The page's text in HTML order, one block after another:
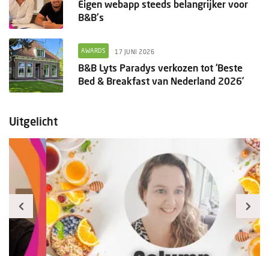
Eigen webapp steeds belangrijker voor
B&B's
AWARDS 17 JUNI 2026
B&B Lyts Paradys verkozen tot ‘Beste
Bed & Breakfast van Nederland 2026’
Uitgelicht